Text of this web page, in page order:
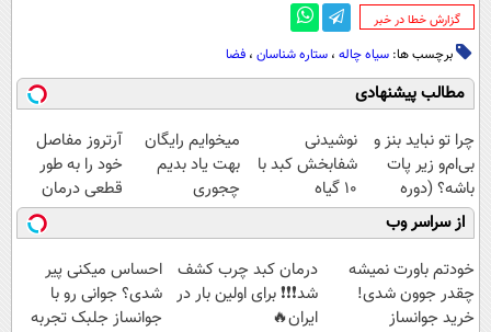
‌گزارش خطا در خبر
برچسب ها: سیاه چاله ، ستاره شناسان ، فضا
مطالب پیشنهادی
چرا تو نباید بنز و
بی‌ام‌و زیر پات
باشه؟ (دوره
رایگان درآمد
میلیاردی)
نوشیدنی
شفابخش کبد با
10 گیاه
موثر(تخفیف تا
امشب)
میخوایم رایگان
بهت یاد بدیم
چجوری
پولدارشی! باور
نداری امتحانش
مجانیه
آرتروز مفاصل
خود را به طور
قطعی درمان
کنید!
◗پرسش‌نامه◖
از سراسر وب
خودتم باورت نمیشه
چقدر جوون شدی!
خرید جوانساز
درمان کبد چرب کشف
شد❗❗❗ برای اولین بار در
ایران🔥
احساس میکنی پیر
شدی؟ جوانی رو با
جوانساز جلبک تجربه